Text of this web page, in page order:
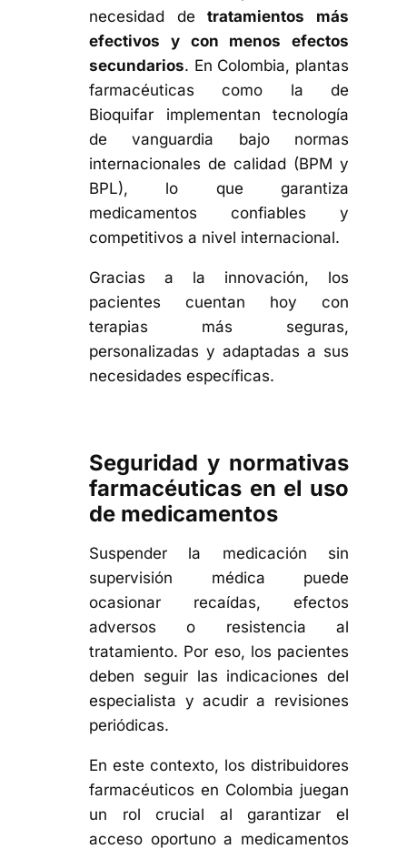
necesidad detratamientos más
efectivos y con menos efectos
secundarios. En Colombia, plantas
farmacéuticas como la de
Bioquifar implementan tecnología
de vanguardia bajo normas
internacionales de calidad (BPM y
BPL), lo que garantiza
medicamentos confiables y
competitivos a nivel internacional.
Gracias a la innovación, los
pacientes cuentan hoy con
terapias más seguras,
personalizadas y adaptadas a sus
necesidades específicas.
Seguridad y normativas
farmacéuticas en el uso
de medicamentos
Suspender la medicación sin
supervisión médica puede
ocasionar recaídas, efectos
adversos o resistencia al
tratamiento. Por eso, los pacientes
deben seguir las indicaciones del
especialista y acudir a revisiones
periódicas.
En este contexto, los distribuidores
farmacéuticos en Colombia juegan
un rol crucial al garantizar el
acceso oportuno a medicamentos